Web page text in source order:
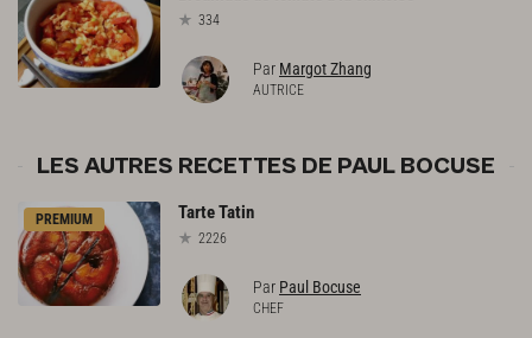
334
Par Margot Zhang
AUTRICE
LES AUTRES RECETTES DE PAUL BOCUSE
PREMIUM TarteTatin
2226
Par Paul Bocuse
CHEF